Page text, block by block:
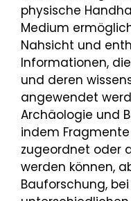
physische
Medium
Nahsicht und
Informationen,
und deren
angewendet
Archäologie und
indem
zugeordnet oder
werden können,
Bauforschung,